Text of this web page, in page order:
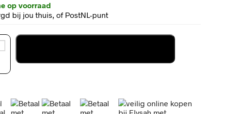
op voorraad
bij jou thuis, of PostNL-punt